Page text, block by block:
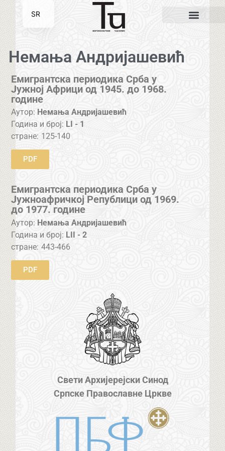
Немања Андријашевић
Емигрантска периодика Срба у
Јужној Африци од 1945. до 1968.
године
Аутор: Немања Андријашевић
Година и број: LI - 1
стране: 125-140
PDF
Емигрантска периодика Срба у
Јужноафричкој Републици од 1969.
до 1977. године
Аутор: Немања Андријашевић
Година и број: LII - 2
стране: 443-466
PDF
Свети Архијерејски Синод
Српске Православне Цркве
SR
EN